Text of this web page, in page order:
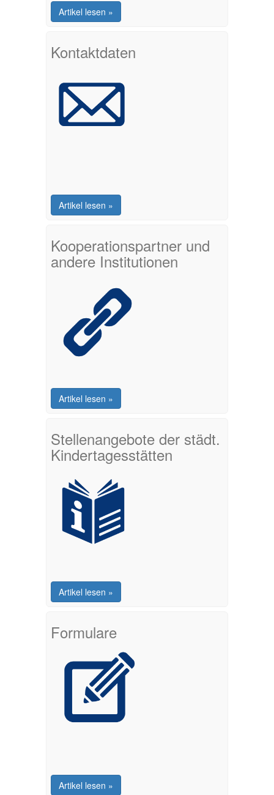
Artikel lesen »
Kontaktdaten
Artikel lesen »
Kooperationspartner und
andere Institutionen
Artikel lesen »
Stellenangebote der städt.
Kindertagesstätten
Artikel lesen »
Formulare
Artikel lesen »